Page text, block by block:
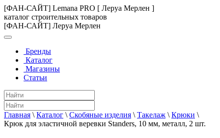
[ФАН-САЙТ] Lemana PRO [ Леруа Мерлен ]
каталог строительных товаров
[ФАН-САЙТ] Леруа Мерлен
Бренды
Каталог
Магазины
Статьи
Главная \ Каталог \ Скобяные изделия \ Такелаж \ Крюки \
Крюк для эластичной веревки Standers, 10 мм, металл, 2 шт.